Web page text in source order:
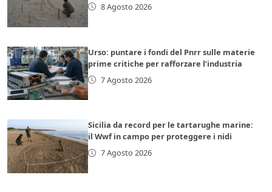
8 Agosto 2026
Urso: puntare i fondi del Pnrr sulle materie
prime critiche per rafforzare l’industria
7 Agosto 2026
Sicilia da record per le tartarughe marine:
il Wwf in campo per proteggere i nidi
7 Agosto 2026